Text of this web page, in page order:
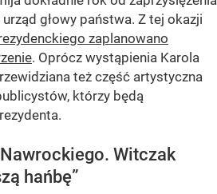
głowy państwa. Z tej okazji
zaplanowano
. Oprócz wystąpienia Karola
też część artystyczna
którzy będą
Witczak
hańbę”